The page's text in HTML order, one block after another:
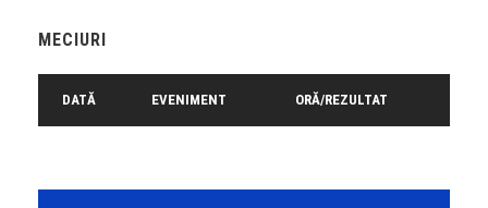
MECIURI
DATĂ EVENIMENT ORĂ/REZULTAT